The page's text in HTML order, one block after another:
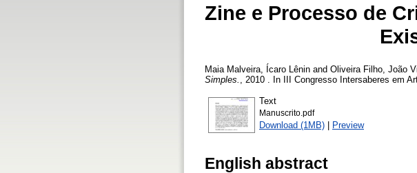
Zine e Processo de
Maia Malveira, Ícaro Lênin and Oliveira Filho, João
Simples.
, 2010 . In III Congresso Intersaberes em
Text
Manuscrito.pdf
Download (1MB) | Preview
English abstract